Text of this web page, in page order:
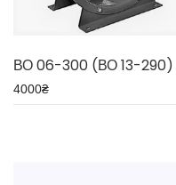
ВО 06-300 (ВО 13-290)
4000₴